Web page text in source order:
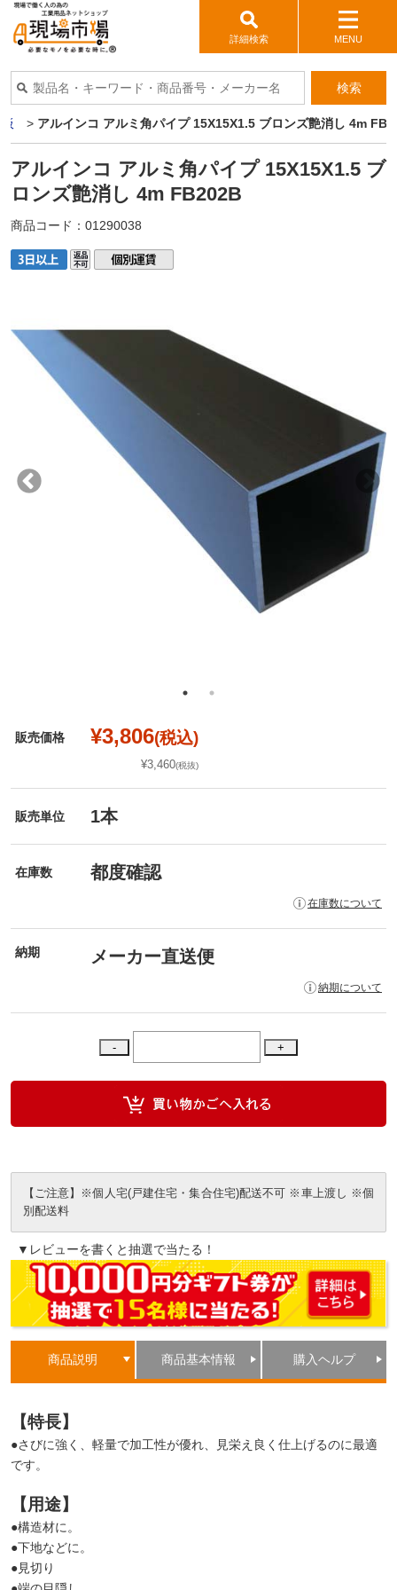
詳細検索 MENU
検索
> アルインコ アルミ角パイプ 15X15X1.5 ブロンズ艶消し 4m
アルインコ アルミ角パイプ 15X15X1.5 ブ
ロンズ艶消し 4m FB202B
商品コード： 01290038
販売価格 ¥3,806(税込)
¥3,460(税抜)
販売単位 1本
在庫数 都度確認
在庫数について
納期 メーカー直送便
納期について
【ご注意】※個人宅(戸建住宅・集合住宅)配送不可 ※車上渡し ※個
別配送料
▼レビューを書くと抽選で当たる！
商品説明 商品基本情報 購入ヘルプ
【特長】
●さびに強く、軽量で加工性が優れ、見栄え良く仕上げるのに最適
です。
【用途】
●構造材に。
●下地などに。
●見切り